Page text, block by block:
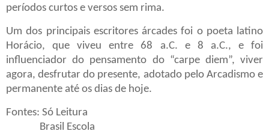
períodos curtos e versos sem rima.
Um dos principais escritores árcades foi o poeta latino
Horácio, que viveu entre 68 a.C. e 8 a.C., e foi
influenciador do pensamento do “carpe diem”, viver
agora, desfrutar do presente, adotado pelo Arcadismo e
permanente até os dias de hoje.
Fontes: Só Leitura
Brasil Escola